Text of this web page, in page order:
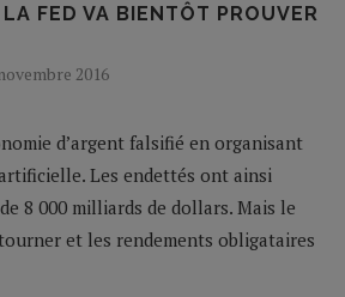
LA FED VA BIENTÔT PROUVER
2016
d’argent falsifié en organisant
Les endettés ont ainsi
8 000 milliards de dollars. Mais le
et les rendements obligataires